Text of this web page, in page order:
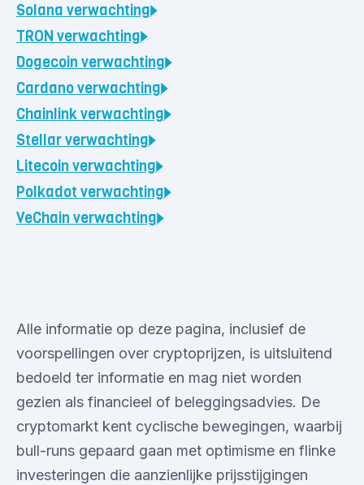
Solana verwachting
TRON verwachting
Dogecoin verwachting
Cardanoverwachting
Chainlinkverwachting
Stellarverwachting
Litecoin verwachting
Polkadot verwachting
VeChain verwachting
Alle informatie op deze pagina, inclusief de
voorspellingen over cryptoprijzen, is uitsluitend
bedoeld ter informatie en mag niet worden
gezien als financieel of beleggingsadvies. De
cryptomarkt kent cyclische bewegingen, waarbij
bull-runs gepaard gaan met optimisme en flinke
investeringen die aanzienlijke prijsstijgingen